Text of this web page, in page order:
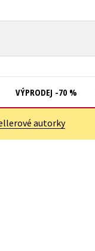
VÝPRODEJ -70 %
autorky